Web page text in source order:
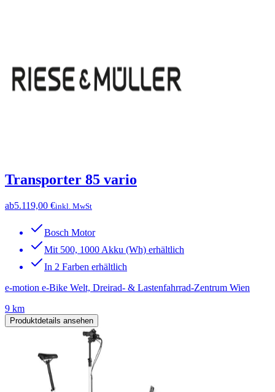
Transporter 85 vario
ab5.119,00 €inkl. MwSt
Bosch Motor
Mit 500, 1000 Akku (Wh) erhältlich
In 2 Farben erhältlich
e-motion e-Bike Welt, Dreirad- & Lastenfahrrad-Zentrum Wien
9 km
Produktdetails ansehen